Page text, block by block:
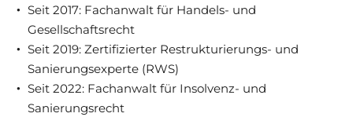
Seit 2017: Fachanwalt für Handels- und
Gesellschaftsrecht
Seit 2019: Zertifizierter Restrukturierungs- und
Sanierungsexperte (RWS)
Seit 2022: Fachanwalt für Insolvenz- und
Sanierungsrecht